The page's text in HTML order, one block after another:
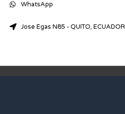
WhatsApp
Jose Egas N85 - QUITO, ECUADOR